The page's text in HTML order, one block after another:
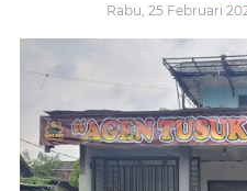
Rabu, 25 Februari